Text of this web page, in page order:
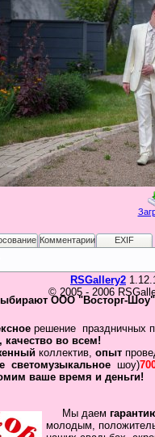
Комментарии EXIF
RSGallery2
© 2005 - 2006
ООО "Восторг-
решение праздничных
, качество во всем!
коллектив, опыт
светомузыкальное шоу)
ваше время и деньги!
Мы даем
молодым,